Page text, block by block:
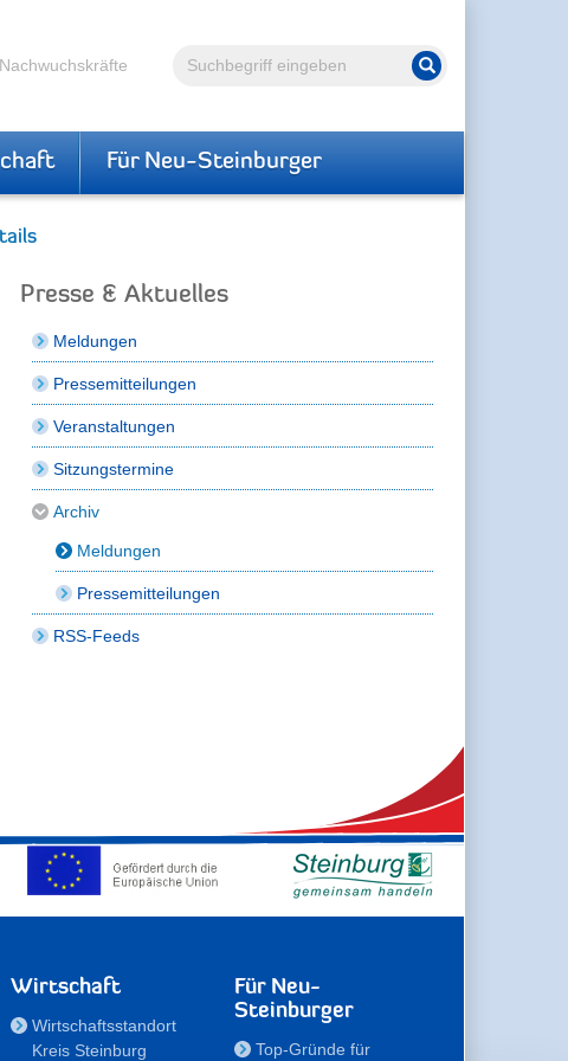
Volltextsuche Suche starten
Für Neu-Steinburger
Presse & Aktuelles
Meldungen
Pressemitteilungen
Veranstaltungen
Sitzungstermine
Archiv
Meldungen
Pressemitteilungen
RSS-Feeds
Wirtschaft
Wirtschaftsstandort
Kreis Steinburg
Für Neu-
Steinburger
Top-Gründe für